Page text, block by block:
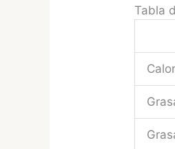
Tabla